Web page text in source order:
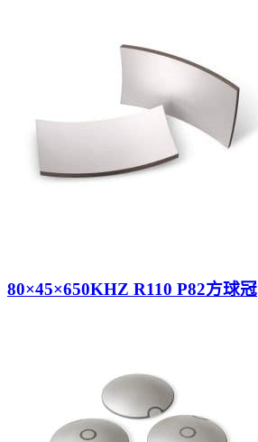
80×45×650KHZ R110 P82方球冠